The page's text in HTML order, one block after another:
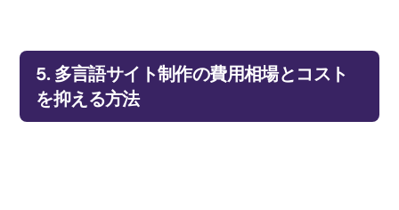
5. 多言語サイト制作の費用相場とコスト
を抑える方法